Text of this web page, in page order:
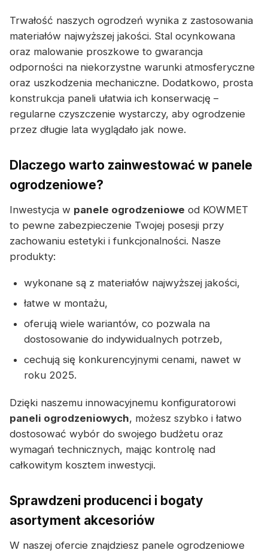
Trwałość naszych ogrodzeń wynika z zastosowania
materiałów najwyższej jakości. Stal ocynkowana
oraz malowanie proszkowe to gwarancja
odporności na niekorzystne warunki atmosferyczne
oraz uszkodzenia mechaniczne. Dodatkowo, prosta
konstrukcja paneli ułatwia ich konserwację –
regularne czyszczenie wystarczy, aby ogrodzenie
przez długie lata wyglądało jak nowe.
Dlaczego warto zainwestować w panele
ogrodzeniowe?
Inwestycja w panele ogrodzeniowe od KOWMET
to pewne zabezpieczenie Twojej posesji przy
zachowaniu estetyki i funkcjonalności. Nasze
produkty:
wykonane są z materiałów najwyższej jakości,
łatwe w montażu,
oferują wiele wariantów, co pozwala na
dostosowanie do indywidualnych potrzeb,
cechują się konkurencyjnymi cenami, nawet w
roku 2025.
Dzięki naszemu innowacyjnemu konfiguratorowi
paneli ogrodzeniowych, możesz szybko i łatwo
dostosować wybór do swojego budżetu oraz
wymagań technicznych, mając kontrolę nad
całkowitym kosztem inwestycji.
Sprawdzeni producenci i bogaty
asortyment akcesoriów
W naszej ofercie znajdziesz panele ogrodzeniowe